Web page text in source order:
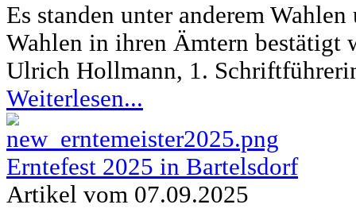
Es standen unter anderem
Wahlen in ihren Ämtern bestätigt
Ulrich Hollmann, 1.
Weiterlesen...
Erntefest 2025 in Bartelsdorf
Artikel vom 07.09.2025